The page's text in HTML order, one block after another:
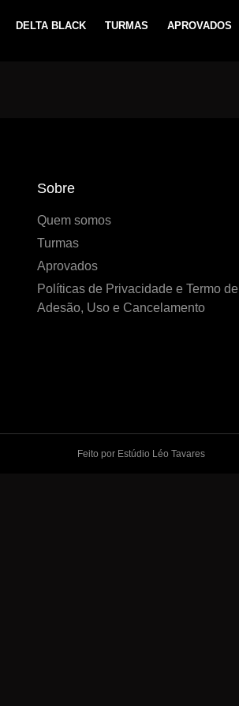
DELTA BLACK TURMAS APROVADOS
Sobre
Quem somos
Turmas
Aprovados
Políticas de Privacidade e Termo de
Adesão, Uso e Cancelamento
Feito por Estúdio Léo Tavares